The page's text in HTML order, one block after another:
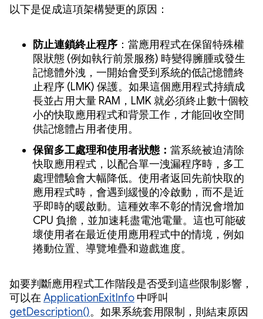
以下是促成這項架構變更的原因：
防止連鎖終止程序 ：當應用程式在保留特殊權
限狀態 (例如執行前景服務) 時變得臃腫或發生
記憶體外洩，一開始會受到系統的低記憶體終
止程序 (LMK) 保護。如果這個應用程式持續成
長並占用大量 RAM，LMK 就必須終止數十個較
小的快取應用程式和背景工作，才能回收空間
供記憶體占用者使用。
保留多工處理和使用者狀態： 當系統被迫清除
快取應用程式，以配合單一洩漏程序時，多工
處理體驗會大幅降低。使用者返回先前快取的
應用程式時，會遇到緩慢的冷啟動，而不是近
乎即時的暖啟動。這種效率不彰的情況會增加
CPU 負擔，並加速耗盡電池電量。這也可能破
壞使用者在最近使用應用程式中的情境，例如
捲動位置、導覽堆疊和遊戲進度。
如要判斷應用程式工作階段是否受到這些限制影響，
可以在 ApplicationExitInfo 中呼叫
getDescription()。如果系統套用限制，則結束原因